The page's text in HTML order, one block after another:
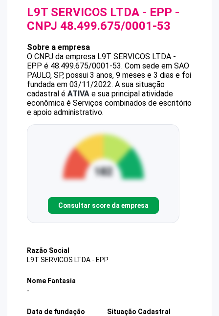
L9T SERVICOS LTDA - EPP -
CNPJ 48.499.675/0001-53
Sobre a empresa
O CNPJ da empresa L9T SERVICOS LTDA -
EPP é 48.499.675/0001-53. Com sede em SAO
PAULO, SP, possui 3 anos, 9 meses e 3 dias e foi
fundada em 03/11/2022. A sua situação
cadastral é ATIVA e sua principal atividade
econômica é Serviços combinados de escritório
e apoio administrativo.
Consultar score da empresa
Razão Social
L9T SERVICOS LTDA - EPP
Nome Fantasia
-
Data de fundação
Situação Cadastral